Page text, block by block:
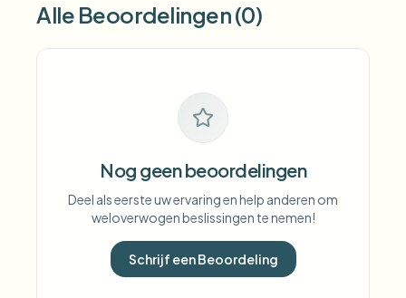
Alle Beoordelingen (0)
Nog geen beoordelingen
Deel als eerste uw ervaring en help anderen om
weloverwogen beslissingen te nemen!
Schrijf een Beoordeling